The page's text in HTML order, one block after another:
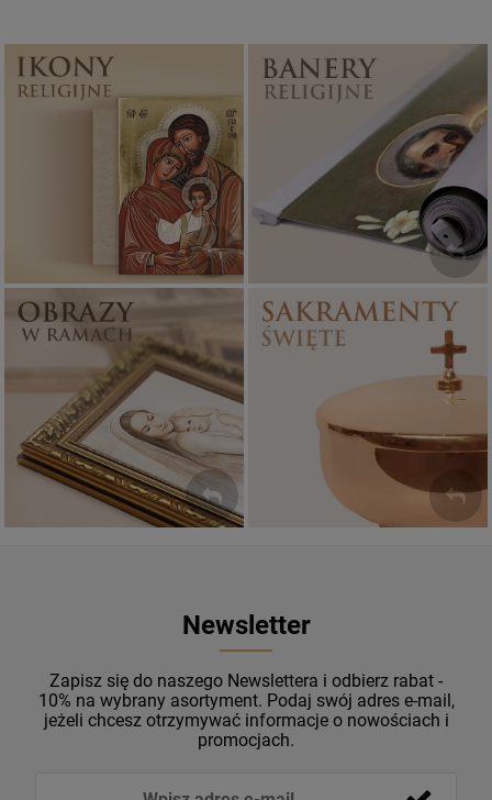
Ikony religijne
PONAD 400
WZORÓW
Banery religijne
ZOBACZ
Obrazy religijne
PIĘKNE
WZORY
Sakramenty Święte
Newsletter
Zapisz się do naszego Newslettera i odbierz rabat -
10% na wybrany asortyment. Podaj swój adres e-mail,
jeżeli chcesz otrzymywać informacje o nowościach i
promocjach.